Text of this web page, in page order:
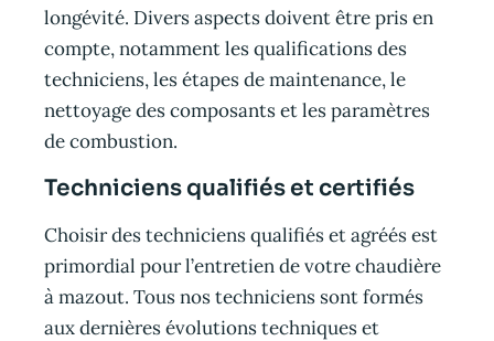
longévité. Divers aspects doivent être pris en
compte, notamment les qualifications des
techniciens, les étapes de maintenance, le
nettoyage des composants et les paramètres
de combustion.
Techniciens qualifiés et certifiés
Choisir des techniciens qualifiés et agréés est
primordial pour l’entretien de votre chaudière
à mazout. Tous nos techniciens sont formés
aux dernières évolutions techniques et